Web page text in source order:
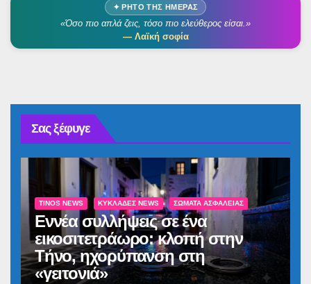
✦ ΡΗΤΌ ΤΗΣ ΗΜΈΡΑΣ
«Όσο πιο απλά ζεις, τόσο πιο ελεύθερος είσαι.»
— Λαϊκή σοφία
Σας ξέφυγε
TINOS NEWS ΚΥΚΛΆΔΕΣ NEWS ΣΏΜΑΤΑ ΑΣΦΑΛΕΊΑΣ
Εννέα συλλήψεις σε ένα
εικοσιτετράωρο: κλοπή στην
Τήνο, ηχορύπανση στη
«γειτονιά»